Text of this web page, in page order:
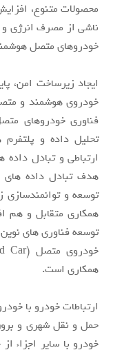
محصولات متنوع،
ناشی از مصرف انرژی و
خودروهای متصل
ایجاد زیرساخت امن،
خودروی هوشمند و
فناوری خودروهای
تحلیل داده و
ارتباطی و تبادل
هدف تبادل داده های
توسعه و
همکاری متقابل و هم
توسعه فناوری های
همکاری است.
ارتباطات خودرو با
حمل و نقل شهری و
خودرو با سایر اجزاء